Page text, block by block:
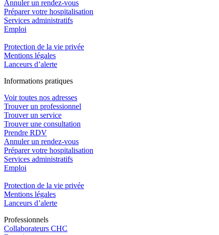
Annuler un rendez-vous
Préparer votre hospitalisation
Services administratifs
Emploi​
Protection de la vie privée
Mentions légales
Lanceurs d’alerte
Informations pratiques
Voir toutes nos adresses
Trouver un professionnel
Trouver un service
Trouver une consultation
Prendre RDV
Annuler un rendez-vous
Préparer votre hospitalisation
Services administratifs
Emploi​
Protection de la vie privée
Mentions légales
Lanceurs d’alerte
Professionnels
Collaborateurs CHC